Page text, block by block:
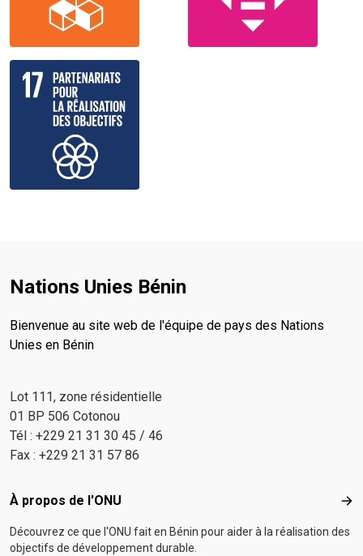
Nations Unies Bénin
Bienvenue au site web de l'équipe de pays des Nations
Unies en Bénin
Lot 111, zone résidentielle
01 BP 506 Cotonou
Tél : +229 21 31 30 45 / 46
Fax : +229 21 31 57 86
Footer menu
À propos de l'ONU À
Découvrez ce que l'ONU fait en Bénin pour aider à la réalisation des
objectifs de développement durable.